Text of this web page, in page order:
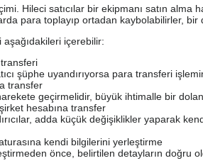
Hileci satıcılar bir ekipmanı satın
para toplayıp ortadan kaybolabilirler,
aşağıdakileri içerebilir:
şüphe uyandırıyorsa para transferi
transfer
geçirmelidir, büyük ihtimalle bir
hesabına transfer
adda küçük değişiklikler yaparak
kendi bilgilerini yerleştirme
önce, belirtilen detayların doğru